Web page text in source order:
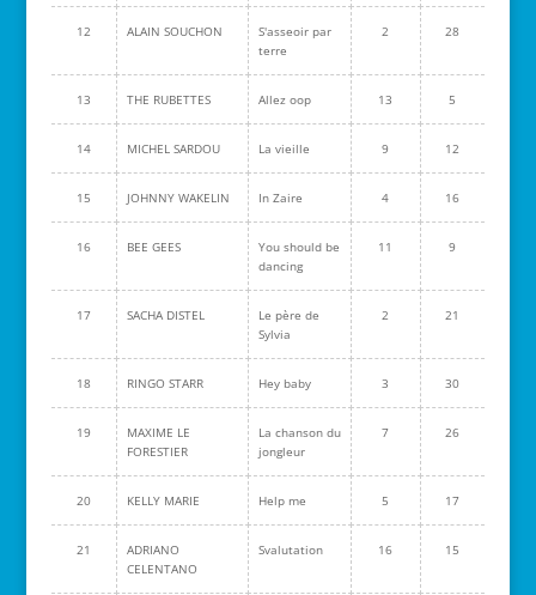
12 ALAIN SOUCHON
S'asseoir par
terre
2 28
13 THE RUBETTES Allez oop 13 5
14 MICHEL SARDOU La vieille 9 12
15 JOHNNY WAKELIN In Zaire 4 16
16 BEE GEES
You should be
dancing
11 9
17 SACHA DISTEL
Le père de
Sylvia
2 21
18 RINGO STARR Hey baby 3 30
19
MAXIME LE
FORESTIER
La chanson du
jongleur
7 26
20 KELLY MARIE Help me 5 17
21
ADRIANO
CELENTANO
Svalutation 16 15